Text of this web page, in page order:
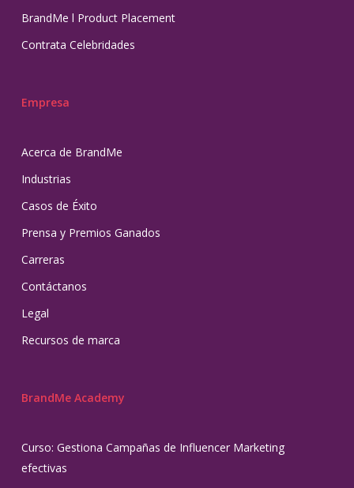
BrandMe l Product Placement
Contrata Celebridades
Empresa
Acerca de BrandMe
Industrias
Casos de Éxito
Prensa y Premios Ganados
Carreras
Contáctanos
Legal
Recursos de marca
BrandMe Academy
Curso: Gestiona Campañas de Influencer Marketing
efectivas